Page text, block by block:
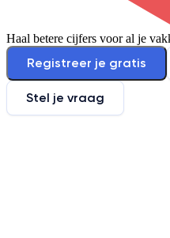
Haal betere cijfers voor al je
Registreer je gratis
Stel je vraag